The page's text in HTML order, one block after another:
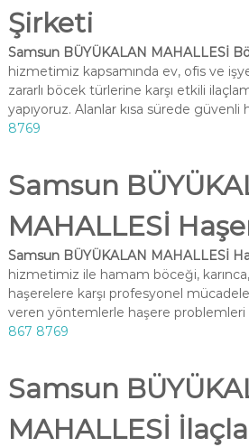
Şirketi
Samsun BÜYÜKALAN MAHALLESİ
hizmetimiz kapsamında ev, ofis ve
zararlı böcek türlerine karşı etkili
yapıyoruz. Alanlar kısa sürede güvenli
8769
Samsun
MAHALLESİ
Samsun BÜYÜKALAN MAHALLESİ
hizmetimiz ile hamam böceği,
haşerelere karşı profesyonel mücadele
veren yöntemlerle haşere problemleri
867 8769
Samsun
MAHALLESİ